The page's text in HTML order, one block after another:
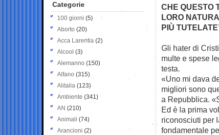
CHE QUESTO
LORO
PIÙ
Gli hater di
multe e spese
testa.
«Uno mi dava
migliori sono
a Repubblica.
Ed è la prima
riconosciuti per
fondamentale
Categorie
100 giorni (5)
Aborto (20)
Acca Larentia (2)
Alcool (3)
Alemanno (150)
Alfano (315)
Alitalia (123)
Ambiente (341)
AN (210)
Animali (74)
Arancioni (2)